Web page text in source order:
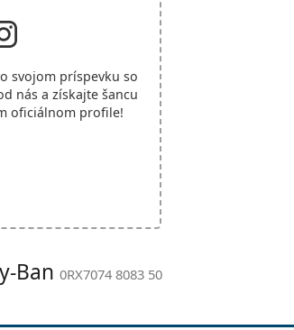
svojom príspevku so
nás a získajte šancu
oficiálnom profile!
Ban 0RX7074 8083 50